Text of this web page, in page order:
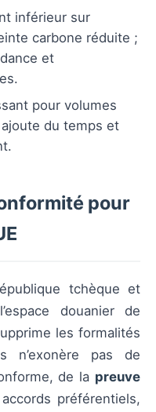
inférieur sur
carbone réduite ;
et
pour volumes
du temps et
pour
tchèque et
douanier de
les formalités
n’exonère pas de
de la preuve
préférentiels,